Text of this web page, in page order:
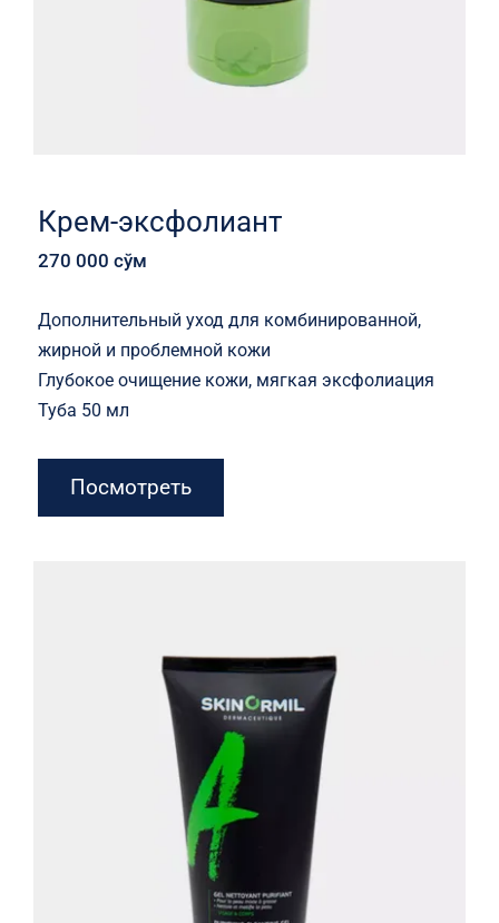
Крем-эксфолиант
270 000сўм
Дополнительный уход для комбинированной,
жирной и проблемной кожи
Глубокое очищение кожи, мягкая эксфолиация
Туба 50 мл
Посмотреть
Очищающий гель